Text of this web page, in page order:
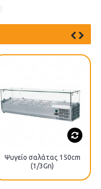
Ψυγείο σαλάτας 150cm
(1/3Gn)